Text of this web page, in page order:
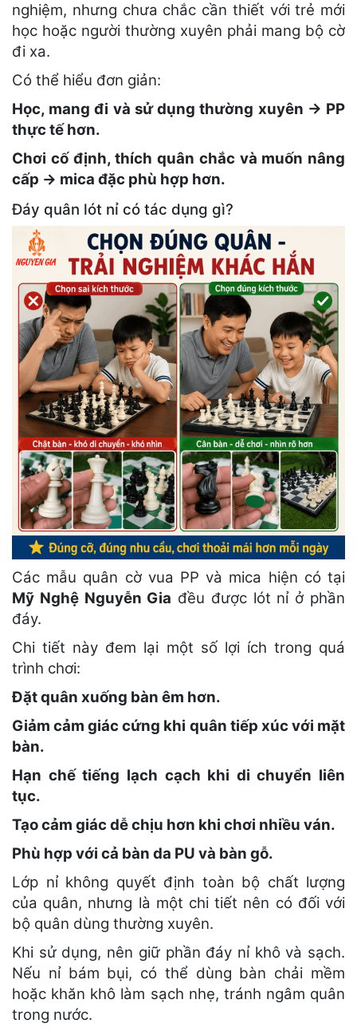
nghiệm, nhưng chưa chắc cần thiết với trẻ mới
học hoặc người thường xuyên phải mang bộ cờ
đi xa.
Có thể hiểu đơn giản:
Học, mang đi và sử dụng thường xuyên → PP
thực tế hơn.
Chơi cố định, thích quân chắc và muốn nâng
cấp → mica đặc phù hợp hơn.
Đáy quân lót nỉ có tác dụng gì?
Các mẫu quân cờ vua PP và mica hiện có tại
Mỹ Nghệ Nguyễn Gia đều được lót nỉ ở phần
đáy.
Chi tiết này đem lại một số lợi ích trong quá
trình chơi:
Đặt quân xuống bàn êm hơn.
Giảm cảm giác cứng khi quân tiếp xúc với mặt
bàn.
Hạn chế tiếng lạch cạch khi di chuyển liên
tục.
Tạo cảm giác dễ chịu hơn khi chơi nhiều ván.
Phù hợp với cả bàn da PU và bàn gỗ.
Lớp nỉ không quyết định toàn bộ chất lượng
của quân, nhưng là một chi tiết nên có đối với
bộ quân dùng thường xuyên.
Khi sử dụng, nên giữ phần đáy nỉ khô và sạch.
Nếu nỉ bám bụi, có thể dùng bàn chải mềm
hoặc khăn khô làm sạch nhẹ, tránh ngâm quân
trong nước.